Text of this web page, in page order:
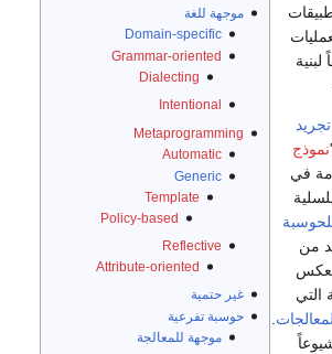
موجهة للغة
Domain-specific
Grammar-oriented
Dialecting
Intentional
Metaprogramming
Automatic
Generic
Template
Policy-based
Reflective
Attribute-oriented
غير حتمية
حوسبة تفرعية
موجهة للمعالجة
تجريد
نموذج
في
من
تعكس
التي
.